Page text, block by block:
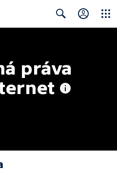
práva